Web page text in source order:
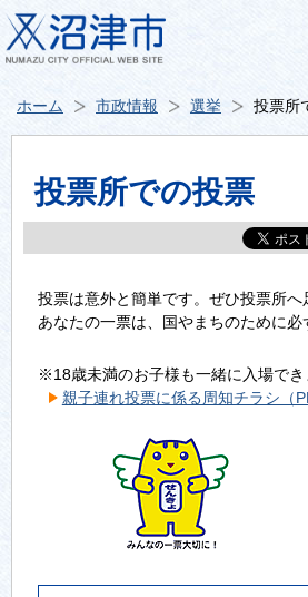
ホーム 市政情報 選挙 投票所
投票所での投票
投票は意外と簡単です。ぜひ投票所へ
あなたの一票は、国やまちのために必
※18歳未満のお子様も一緒に入場でき
親子連れ投票に係る周知チラシ（